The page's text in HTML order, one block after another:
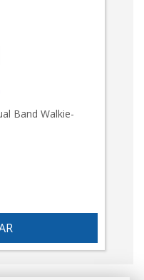
Band Walkie-